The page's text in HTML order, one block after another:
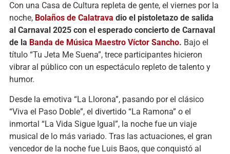
Con una Casa de Cultura repleta de gente, el viernes por la
noche,Bolaños de Calatrava dio el pistoletazo de salida
al Carnaval 2025 con el esperado concierto de Carnaval
de la Banda de Música Maestro Víctor Sancho. Bajo el
título “Tu Jeta Me Suena”, trece participantes hicieron
vibrar al público con un espectáculo repleto de talento y
humor.
Desde la emotiva “La Llorona”, pasando por el clásico
“Viva el Paso Doble”, el divertido “La Ramona” o el
inmortal “La Vida Sigue Igual”, la noche fue un viaje
musical de lo más variado. Tras las actuaciones, el gran
vencedor de la noche fue Luis Baos, que conquistó al